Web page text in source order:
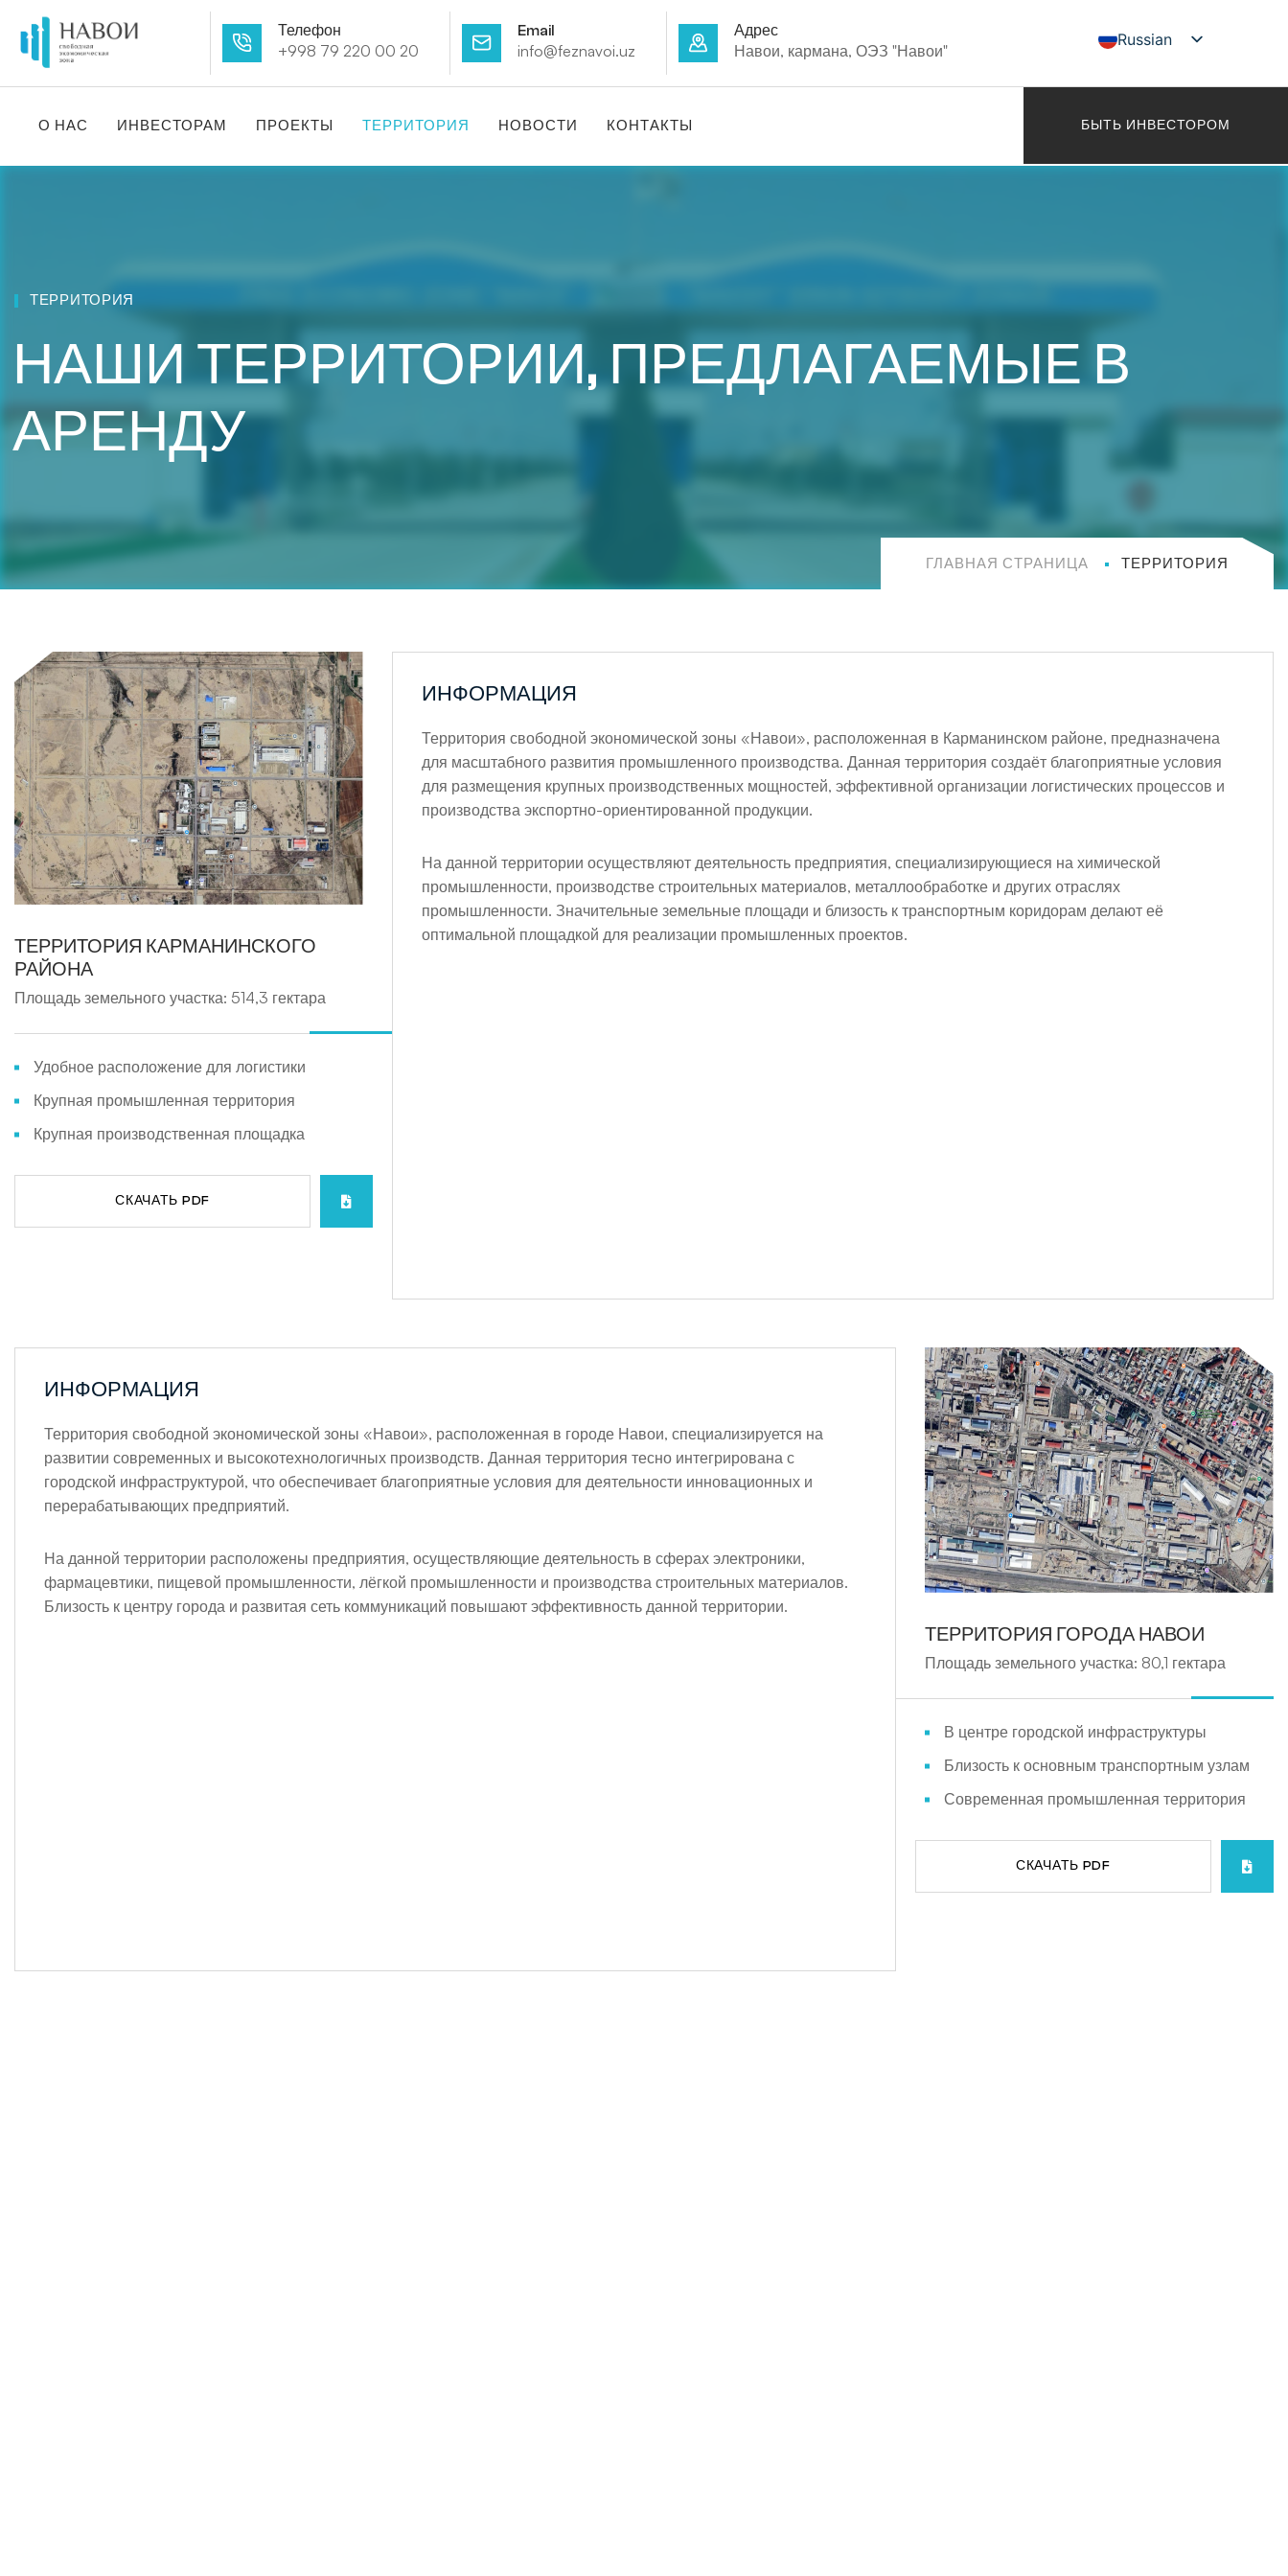
Телефон
+998 79 220 00 20
Email
info@feznavoi.uz
Адрес
Навои, кармана, ОЭЗ "Навои"
Russian
О НАС ИНВЕСТОРАМ ПРОЕКТЫ ТЕРРИТОРИЯ НОВОСТИ КОНТАКТЫ БЫТЬ ИНВЕСТОРОМ
ТЕРРИТОРИЯ
НАШИ ТЕРРИТОРИИ, ПРЕДЛАГАЕМЫЕ В
АРЕНДУ
ГЛАВНАЯ СТРАНИЦА ТЕРРИТОРИЯ
ТЕРРИТОРИЯ КАРМАНИНСКОГО
РАЙОНА
Площадь земельного участка: 514,3 гектара
Удобное расположение для логистики
Крупная промышленная территория
Крупная производственная площадка
СКАЧАТЬ PDF
ИНФОРМАЦИЯ
Территория свободной экономической зоны «Навои», расположенная в Карманинском районе, предназначена
для масштабного развития промышленного производства. Данная территория создаёт благоприятные условия
для размещения крупных производственных мощностей, эффективной организации логистических процессов и
производства экспортно-ориентированной продукции.
На данной территории осуществляют деятельность предприятия, специализирующиеся на химической
промышленности, производстве строительных материалов, металлообработке и других отраслях
промышленности. Значительные земельные площади и близость к транспортным коридорам делают её
оптимальной площадкой для реализации промышленных проектов.
ИНФОРМАЦИЯ
Территория свободной экономической зоны «Навои», расположенная в городе Навои, специализируется на
развитии современных и высокотехнологичных производств. Данная территория тесно интегрирована с
городской инфраструктурой, что обеспечивает благоприятные условия для деятельности инновационных и
перерабатывающих предприятий.
На данной территории расположены предприятия, осуществляющие деятельность в сферах электроники,
фармацевтики, пищевой промышленности, лёгкой промышленности и производства строительных материалов.
Близость к центру города и развитая сеть коммуникаций повышают эффективность данной территории.
ТЕРРИТОРИЯ ГОРОДА НАВОИ
Площадь земельного участка: 80,1 гектара
В центре городской инфраструктуры
Близость к основным транспортным узлам
Современная промышленная территория
СКАЧАТЬ PDF